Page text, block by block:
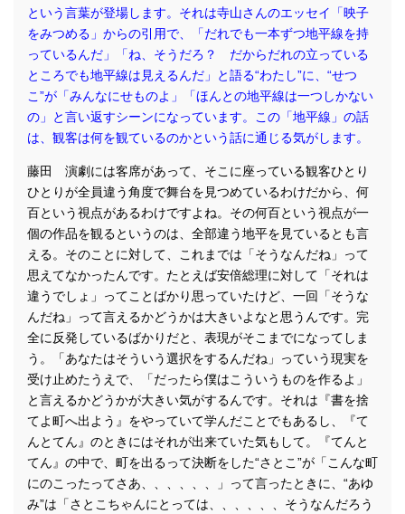
という言葉が登場します。それは寺山さんのエッセイ「映子
をみつめる」からの引用で、「だれでも一本ずつ地平線を持
っているんだ」「ね、そうだろ？ だからだれの立っている
ところでも地平線は見えるんだ」と語る“わたし”に、“せつ
こ”が「みんなにせものよ」「ほんとの地平線は一つしかない
の」と言い返すシーンになっています。この「地平線」の話
は、観客は何を観ているのかという話に通じる気がします。
藤田 演劇には客席があって、そこに座っている観客ひとり
ひとりが全員違う角度で舞台を見つめているわけだから、何
百という視点があるわけですよね。その何百という視点が一
個の作品を観るというのは、全部違う地平を見ているとも言
える。そのことに対して、これまでは「そうなんだね」って
思えてなかったんです。たとえば安倍総理に対して「それは
違うでしょ」ってことばかり思っていたけど、一回「そうな
んだね」って言えるかどうかは大きいよなと思うんです。完
全に反発しているばかりだと、表現がそこまでになってしま
う。「あなたはそういう選択をするんだね」っていう現実を
受け止めたうえで、「だったら僕はこういうものを作るよ」
と言えるかどうかが大きい気がするんです。それは『書を捨
てよ町へ出よう』をやっていて学んだことでもあるし、『て
んとてん』のときにはそれが出来ていた気もして。『てんと
てん』の中で、町を出るって決断をした“さとこ”が「こんな町
にのこったってさあ、、、、、、」って言ったときに、“あゆ
み”は「さとこちゃんにとっては、、、、、、そうなんだろう